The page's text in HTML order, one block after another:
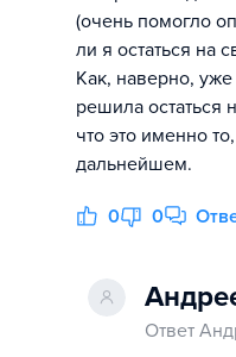
(очень помогло
ли я остаться на
Как, наверно,
решила остаться
что это именно
дальнейшем.
0 0
Ответ